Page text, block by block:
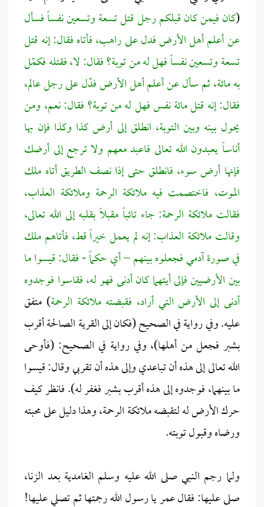
(كان فيمن كان قبلكم رجل قتل تسعة وتسعين نفساً فسأل
عن أعلم أهل الأرض فدل على راهب، فأتاه فقال: إنه قتل
تسعة وتسعين نفساً فهل له من توبة؟ فقال: لا، فقتله فكمّل
به مائة، ثم سأل عن أعلم أهل الأرض فدّل على رجل عالم،
فقال: إنه قتل مائة نفس فهل له من توبة؟ فقال:نعم، ومن
يحول بينه وبين التوبة، انطلق إلى أرض كذا وكذا فإن بها
أناساً يعبدون الله تعالى فاعبد معهم ولا ترجع إلى أرضك
فإنها أرض سوء، فانطلق حتى إذا نصف الطريق أتاه ملك
الموت، فاختصمت فيه ملائكة الرحمة وملائكة العذاب،
فقالت ملائكة الرحمة: جاء تائباً مقبلاً بقلبه إلى الله تعالى،
وقالت ملائكة العذاب: إنه لم يعمل خيراً قط، فأتاهم ملك
في صورة آدمي فجعلوه بينهم – أي حكماً - فقال: قيسوا ما
بين الأرضيين فإلى أيتهما كان أدنى فهو له، فقاسوا فوجدوه
أدنى إلى الأرض التي أراد، فقبضته ملائكة الرحمة) متفق
عليه. وفي رواية في الصحيح (فكان إلى القرية الصالحة أقرب
بشبر فجعل من أهلها)، وفي رواية في الصحيح: (فأوحى
الله تعالى إلى هذه أن تباعدي وإلى هذه أن تقربي وقال: قيسوا
ما بينهما، فوجدوه إلى هذه أقرب بشبر فغفر له). فانظر كيف
حرك الأرض له لتقبضه ملائكة الرحمة، وهذا دليل على محبته
ورضاه وقبول توبته.
ولما رجم النبي صلى الله عليه وسلم الغامدية بعد الزنا،
صلى عليها: فقال عمر يا رسول الله رجمتها ثم تصلي عليها!